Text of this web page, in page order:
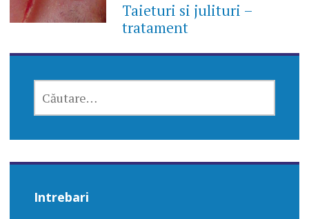
Taieturi si julituri –
tratament
DUPĂ:
Intrebari